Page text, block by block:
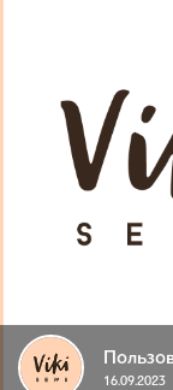
16.09.2023